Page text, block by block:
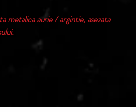
metalica aurie / argintie, asezata